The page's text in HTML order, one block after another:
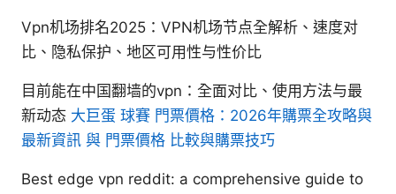
Vpn机场排名2025：VPN机场节点全解析、速度对
比、隐私保护、地区可用性与性价比
目前能在中国翻墙的vpn：全面对比、使用方法与最
新动态 大巨蛋 球賽 門票價格：2026年購票全攻略與
最新資訊 與 門票價格 比較與購票技巧
Best edge vpn reddit: a comprehensive guide to